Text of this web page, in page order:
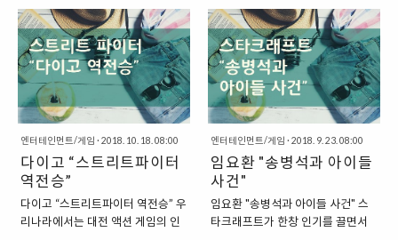
되었지요. “유튜브에 있었던 이스터
애그, 스네이크 게임” 과거에는 이
렇게 버퍼링 현상을 자주 겪었던지
라, 유튜브 측에서도 버퍼링이 걸렸
을 때, 사용자들이 무언가를 할 수
있도록 “이스터 애그”를 넣어주기
던져서 해결할 수 있는 경우가 있겠
지요. 이런 경우, 실제로 주사위를
가지고 있는 경우에는 진짜 주사위
를 던지면 되지만, 그렇지 않은 경우
에도 이렇게 구글 검색을..
등의 다양한 서브컬처들이 모여있
는 집합소라고 할 수 있습니다. 그래
서 이 곳에서는 이러한 제품들을 판
매하는 곳들을 쉽게 찾아볼 수 있기
도 하지요. “코토부키야(コトブキ
ヤ)” 역시도 이러한 매장 중의 한 곳
입니다. “일본의 모형 메이커 업체,
코토부키야(コトブキヤ)” 코토부
키야는 일본의 모형 메이커 업체 중
의 한 곳입니다. 피규어를 주력으로
만드는 업체로 시작했는데요. 일본
최대의 피규어 업체라고 할 수 있는
반다이에 이은 2위권의 회사입니
것은 아니지만, 비슷한 저주가 하나
더 있기도 했는데요. 바로 선수에서
해설가로 변신한 김정민 씨의 프로
그램이었던 “김정민의 스팀팩의 저
주”가 있기도 했습니다.
2018/07/04 - 반대로 이루어진
다? “펠레의 저주” 2018/10/20 -
스타리그 “김캐리의 저주” “김정민
의 스팀팩에 출연하는 게스트는 항
상 좋지 않은 결과를 얻게 된다는 저
“김정민의 저주” 혹은 “해변김의 저
주”라고 불렸던 이 저주는 간단했습
엔터테인먼트/게임 · 2018. 10. 18. 08:00
다이고 “스트리트파이터
역전승”
다이고 “스트리트파이터 역전승” 우
리나라에서는 대전 액션 게임의 인
엔터테인먼트/게임 · 2018. 9. 23. 08:00
임요환 "송병석과 아이들
사건"
임요환 "송병석과 아이들 사건" 스
타크래프트가 한창 인기를 끌면서